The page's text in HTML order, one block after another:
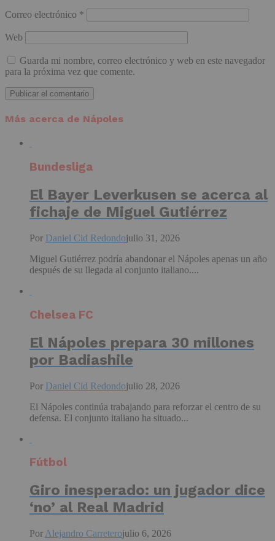
Correo electrónico *
Web
Guarda mi nombre, correo electrónico y web en este navegador
para la próxima vez que comente.
Más acerca de Nápoles
Bundesliga
El Bayer Leverkusen se acerca al
fichaje de Miguel Gutiérrez
Por Daniel Cid Redondojulio 31, 2026
Miguel Gutiérrez podría abandonar el Nápoles apenas un año
después de su llegada al conjunto italiano....
Chelsea FC
El Nápoles prepara 30 millones
por Badiashile
Por Daniel Cid Redondojulio 28, 2026
El Nápoles continúa trabajando para reforzar el centro de su
defensa. El conjunto italiano ha situado...
Fútbol
Giro inesperado: un jugador dice
‘no’ al Real Madrid
Por Alejandro Carreterojulio 6, 2026